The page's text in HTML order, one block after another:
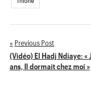
Navigation
de
Previous Post
(Vidéo) El Hadj Ndiaye: «
ans, Il dormait chez moi »